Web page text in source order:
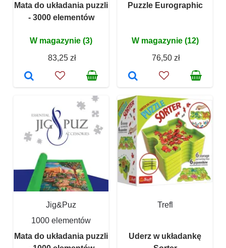
Mata do układania puzzli
- 3000 elementów
W magazynie (3)
83,25 zł
Puzzle Eurographic
W magazynie (12)
76,50 zł
Jig&Puz
1000 elementów
Mata do układania puzzli
Trefl
Uderz w układankę